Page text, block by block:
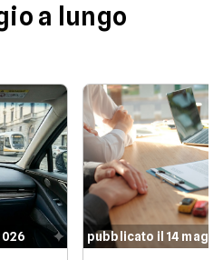
a lungo
pubblicato il 14